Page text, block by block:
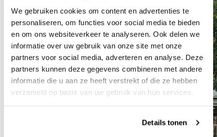
We gebruiken cookies om content en advertenties te
personaliseren, om functies voor social media te bieden
en om ons websiteverkeer te analyseren. Ook delen we
informatie over uw gebruik van onze site met onze
partners voor social media, adverteren en analyse. Deze
partners kunnen deze gegevens combineren met andere
informatie die u aan ze heeft verstrekt of die ze hebben
verzameld op basis van uw gebruik van hun services.
Details tonen